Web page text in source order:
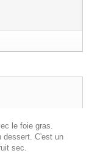
le foie gras.
dessert. C'est un
sec.